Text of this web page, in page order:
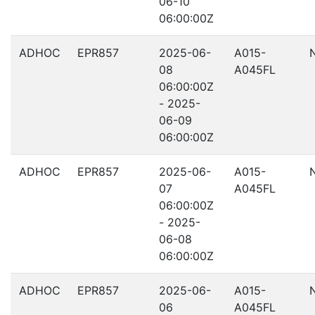
06:00:00Z
ADHOC EPR857
2025-06-
08
06:00:00Z
- 2025-
06-09
06:00:00Z
A015-
A045FL
ADHOC EPR857
2025-06-
07
06:00:00Z
- 2025-
06-08
06:00:00Z
A015-
A045FL
ADHOC EPR857
2025-06-
06
A015-
A045FL